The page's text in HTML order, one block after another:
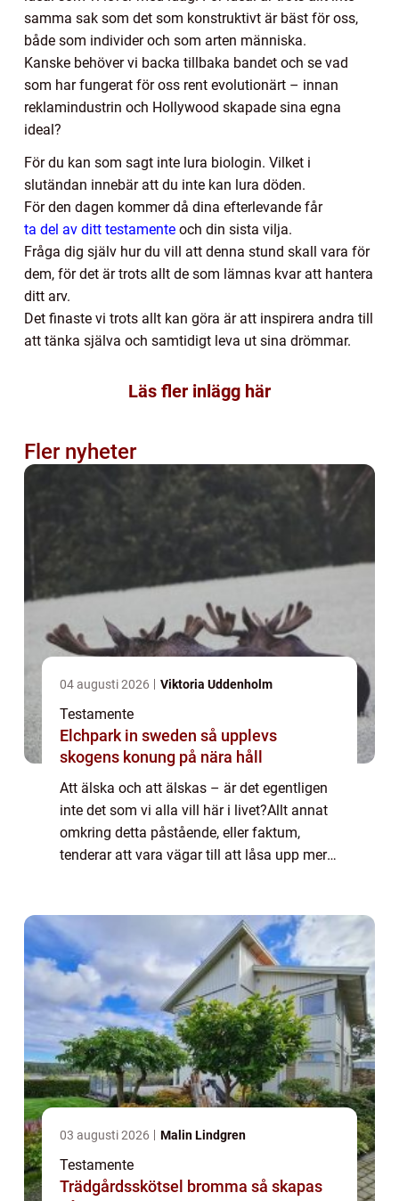
samma sak som det som konstruktivt är bäst för oss,
både som individer och som arten människa.
Kanske behöver vi backa tillbaka bandet och se vad
som har fungerat för oss rent evolutionärt – innan
reklamindustrin och Hollywood skapade sina egna
ideal?
För du kan som sagt inte lura biologin. Vilket i
slutändan innebär att du inte kan lura döden.
För den dagen kommer då dina efterlevande får
ta del av ditt testamente och din sista vilja.
Fråga dig själv hur du vill att denna stund skall vara för
dem, för det är trots allt de som lämnas kvar att hantera
ditt arv.
Det finaste vi trots allt kan göra är att inspirera andra till
att tänka själva och samtidigt leva ut sina drömmar.
Läs fler inlägg här
Fler nyheter
04 augusti 2026 Viktoria Uddenholm
Testamente
Elchpark in sweden så upplevs
skogens konung på nära håll
Att älska och att älskas – är det egentligen
inte det som vi alla vill här i livet?Allt annat
omkring detta påstående, eller faktum,
tenderar att vara vägar till att låsa upp mer
03 augusti 2026 Malin Lindgren
Testamente
Trädgårdsskötsel bromma så skapas